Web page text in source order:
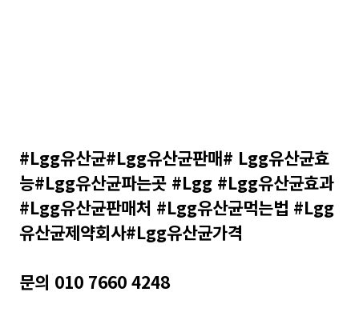
#Lgg유산균#Lgg유산균판매# Lgg유산균효
능#Lgg유산균파는곳 #Lgg #Lgg유산균효과
#Lgg유산균판매처 #Lgg유산균먹는법 #Lgg
유산균제약회사#Lgg유산균가격
문의 010 7660 4248